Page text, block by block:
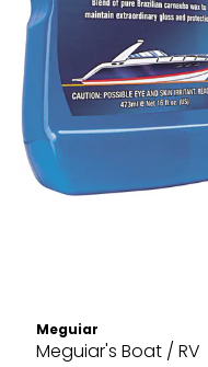
Meguiar
Meguiar's Boat / RV